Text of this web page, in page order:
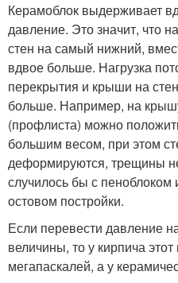
Керамоблок выдерживает
давление. Это значит, что
стен на самый нижний,
вдвое больше. Нагрузка
перекрытия и крыши на
больше. Например, на
(профлиста) можно
большим весом, при этом
деформируются, трещины
случилось бы с
остовом постройки.
Если перевести давление
величины, то у кирпича этот
мегапаскалей, а у